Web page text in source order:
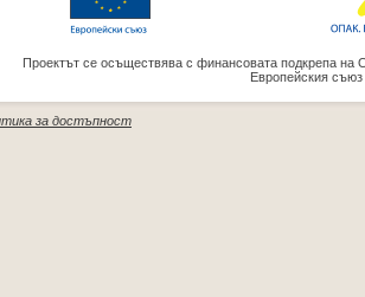
Проектът се осъществява с финансовата подкрепа на
Европейския
за достъпност